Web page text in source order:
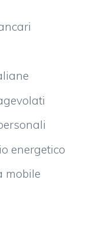
energetico
mobile